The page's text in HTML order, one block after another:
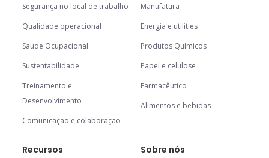
Segurança no local de trabalho
Qualidade operacional
Saúde Ocupacional
Sustentabilidade
Treinamento e
Desenvolvimento
Comunicação e colaboração
Manufatura
Energia e utilities
Produtos Químicos
Papel e celulose
Farmacêutico
Alimentos e bebidas
Recursos Sobre nós